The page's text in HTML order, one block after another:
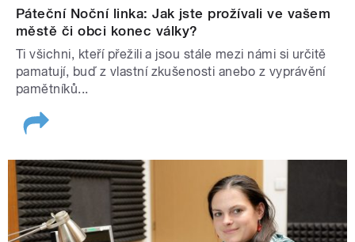
Páteční Noční linka: Jak jste prožívali ve vašem
městě či obci konec války?
Ti všichni, kteří přežili a jsou stále mezi námi si určitě
pamatují, buď z vlastní zkušenosti anebo z vyprávění
pamětníků...